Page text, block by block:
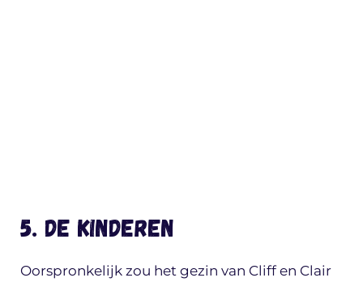
5. De kinderen
Oorspronkelijk zou het gezin van Cliff en Clair